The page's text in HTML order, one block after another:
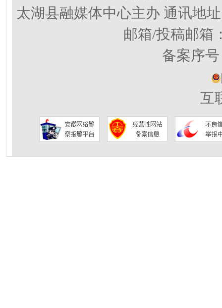
太湖县融媒体中心主办 通讯地
邮箱/投稿邮箱
备案序
互